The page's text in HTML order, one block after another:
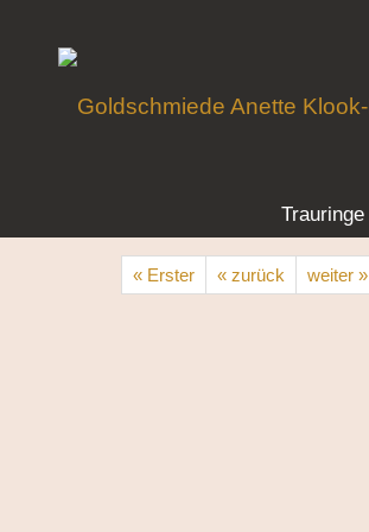
Trauringe
« Erster « zurück weiter »